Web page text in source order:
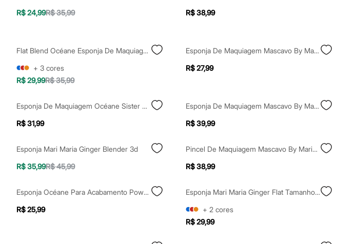
Botas
Chinelos
Sapatilhas
Tênis
Marcas
City
Clock House
Sawary
Yessica
Moda esportiva
Acessórios
Calçados
Shorts e Bermudas
Calcinhas
Meias
R$ 24,99R$ 35,99
R$ 38,99
Flat Blend Océane Esponja De Maquiagem Roxo
+ 3 cores
R$ 29,99R$ 35,99
Esponja De Maquiagem Mascavo By Mariana Saad Problender Precision
R$ 27,99
Esponja De Maquiagem Océane Sister Blend Verde
R$ 31,99
Esponja De Maquiagem Mascavo By Mariana Saad Pro Blender Big Precision
R$ 39,99
Esponja Mari Maria Ginger Blender 3d
R$ 35,99R$ 45,99
Pincel De Maquiagem Mascavo By Mariana Saad Pro Series 07
R$ 38,99
Esponja Océane Para Acabamento Powder Puff Preta
R$ 25,99
Esponja Mari Maria Ginger Flat Tamanho M Blender
+ 2 cores
R$ 29,99